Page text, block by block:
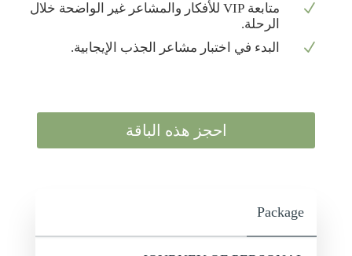
N
متابعة VIP للأفكار والمشاعر غير الواضحة خلال
الرحلة.
N البدء في اختبار مشاعر الجذب الإيجابية.
احجز هذه الباقة
Package